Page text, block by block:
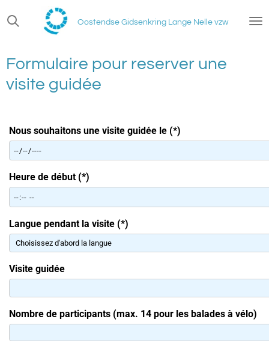
Ga
direct
de
hoofdinhoud
Oostendse Gidsenkring Lange Nelle vzw
Formulaire pour reserver une
visite guidée
Nous souhaitons une visite guidée le (*)
Heure de début (*)
Langue pendant la visite (*)
Visite guidée
Nombre de participants (max. 14 pour les balades à vélo)